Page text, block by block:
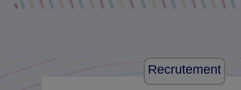
Recrutement